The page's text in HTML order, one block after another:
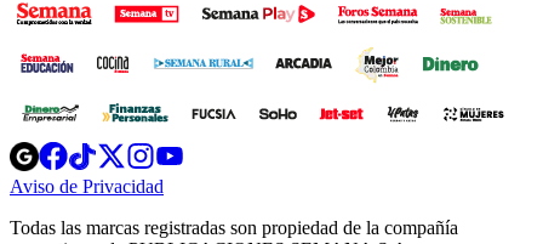
Opens
in
new
Opens
in
new
Opens
in
new
window
Opens
new
windowwindow
Aviso de Privacidad
new
Todas las marcas registradas son propiedad de la compañía